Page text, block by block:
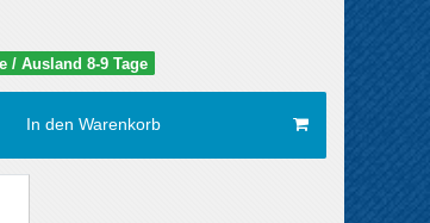
/ Ausland 8-9 Tage
In den Warenkorb